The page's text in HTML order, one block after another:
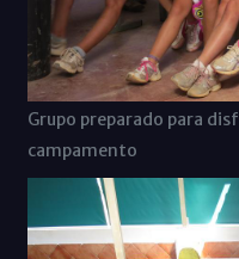
Grupo preparado para
campamento